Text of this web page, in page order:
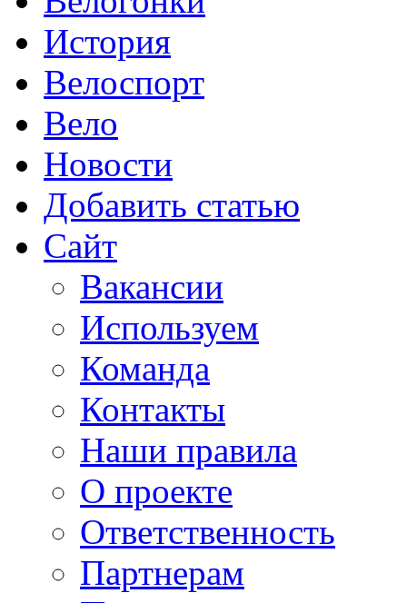
История
Велоспорт
Вело
Новости
Добавить статью
Сайт
Вакансии
Используем
Команда
Контакты
Наши правила
О проекте
Ответственность
Партнерам